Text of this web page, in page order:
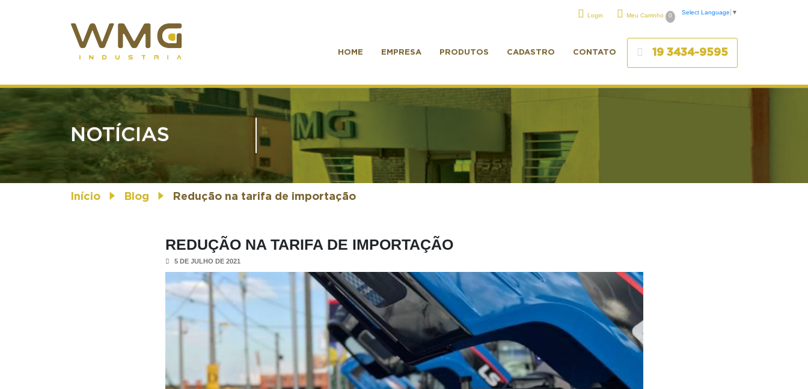
Login Meu Carrinho 0 Select Language ▼
HOME EMPRESA PRODUTOS CADASTRO CONTATO 19 3434-9595
NOTÍCIAS
Início Blog Redução na tarifa de importação
REDUÇÃO NA TARIFA DE IMPORTAÇÃO
5 DE JULHO DE 2021